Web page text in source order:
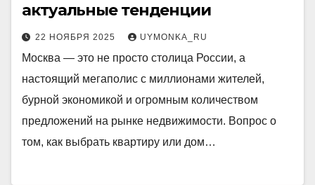
актуальные тенденции
22 НОЯБРЯ 2025 UYMONKA_RU
Москва — это не просто столица России, а
настоящий мегаполис с миллионами жителей,
бурной экономикой и огромным количеством
предложений на рынке недвижимости. Вопрос о
том, как выбрать квартиру или дом…